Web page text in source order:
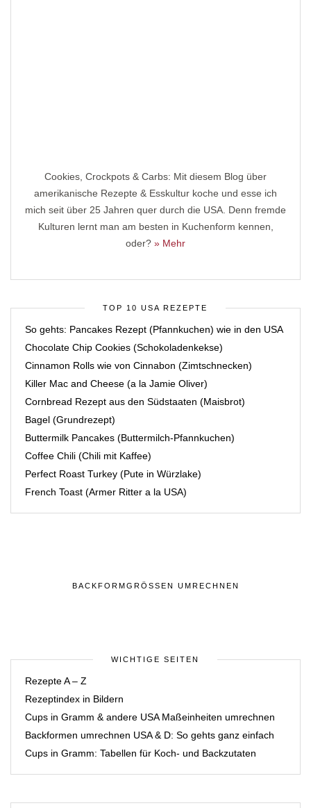
Cookies, Crockpots & Carbs: Mit diesem Blog über
amerikanische Rezepte & Esskultur koche und esse ich
mich seit über 25 Jahren quer durch die USA. Denn fremde
Kulturen lernt man am besten in Kuchenform kennen,
oder? » Mehr
TOP 10 USA REZEPTE
So gehts: Pancakes Rezept (Pfannkuchen) wie in den USA
Chocolate Chip Cookies (Schokoladenkekse)
Cinnamon Rolls wie von Cinnabon (Zimtschnecken)
Killer Mac and Cheese (a la Jamie Oliver)
Cornbread Rezept aus den Südstaaten (Maisbrot)
Bagel (Grundrezept)
Buttermilk Pancakes (Buttermilch-Pfannkuchen)
Coffee Chili (Chili mit Kaffee)
Perfect Roast Turkey (Pute in Würzlake)
French Toast (Armer Ritter a la USA)
BACKFORMGRÖSSEN UMRECHNEN
WICHTIGE SEITEN
Rezepte A – Z
Rezeptindex in Bildern
Cups in Gramm & andere USA Maßeinheiten umrechnen
Backformen umrechnen USA & D: So gehts ganz einfach
Cups in Gramm: Tabellen für Koch- und Backzutaten